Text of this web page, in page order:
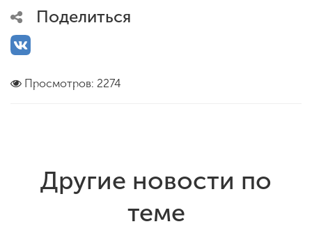
Поделиться
Просмотров: 2274
Другие новости по
теме